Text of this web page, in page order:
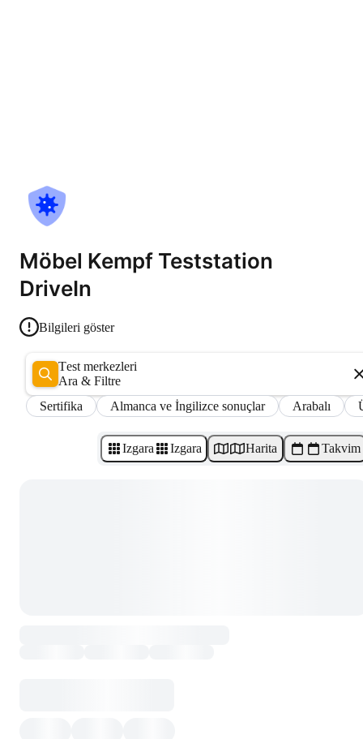
Möbel Kempf Teststation
DriveIn
Bilgileri göster
Test merkezleri
Ara & Filtre
Sertifika
Almanca ve İngilizce sonuçlar Arabalı
Izgara Izgara Harita Takvim